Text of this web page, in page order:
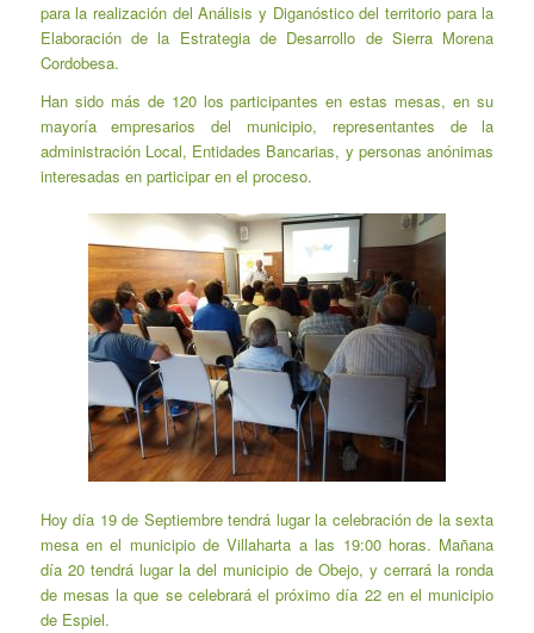
para la realización del Análisis y Diganóstico del territorio para la
Elaboración de la Estrategia de Desarrollo de Sierra Morena
Cordobesa.
Han sido más de 120 los participantes en estas mesas, en su
mayoría empresarios del municipio, representantes de la
administración Local, Entidades Bancarias, y personas anónimas
interesadas en participar en el proceso.
Hoy día 19 de Septiembre tendrá lugar la celebración de la sexta
mesa en el municipio de Villaharta a las 19:00 horas. Mañana
día 20 tendrá lugar la del municipio de Obejo, y cerrará la ronda
de mesas la que se celebrará el próximo día 22 en el municipio
de Espiel.